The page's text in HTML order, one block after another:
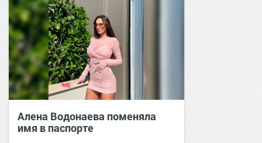
Алена Водонаева поменяла
имя в паспорте